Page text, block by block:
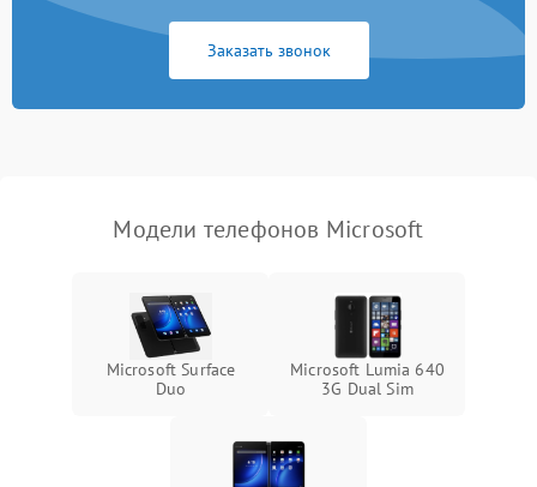
Заказать звонок
Модели телефонов Microsoft
Microsoft Surface
Duo
Microsoft Lumia 640
3G Dual Sim